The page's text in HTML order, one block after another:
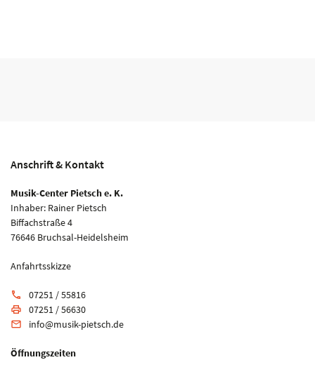
Anschrift & Kontakt
Musik-Center Pietsch e. K.
Inhaber: Rainer Pietsch
Biffachstraße 4
76646 Bruchsal-Heidelsheim
Anfahrtsskizze
phone 07251 / 55816
print 07251 / 56630
email info@musik-pietsch.de
Öffnungszeiten